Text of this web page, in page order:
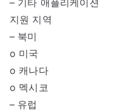
지원 지역
– 북미
o 미국
o 캐나다
o 멕시코
– 유럽